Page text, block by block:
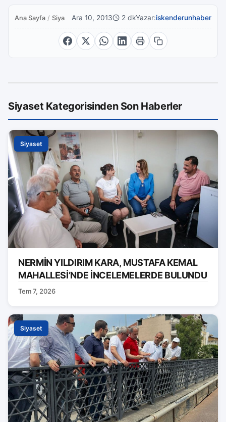
Ana Sayfa / SiyasetAra 10, 2013 2 dkYazar:iskenderunhaber
Siyaset Kategorisinden Son Haberler
Siyaset
NERMİN YILDIRIM KARA, MUSTAFA KEMAL
MAHALLESİ’NDE İNCELEMELERDE BULUNDU
Tem 7, 2026
Siyaset